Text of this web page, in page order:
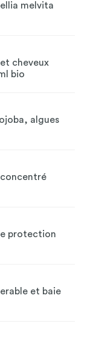
melvita
cheveux
bio
algues
protection
et baie